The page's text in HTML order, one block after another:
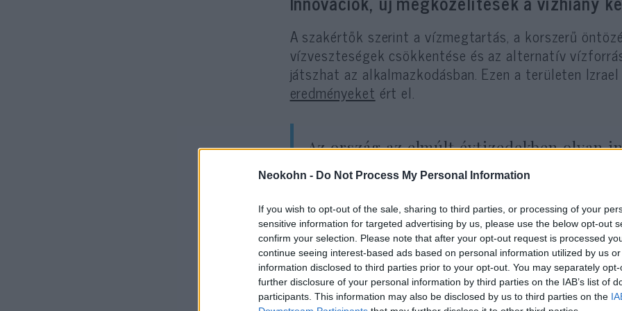
Neokohn - Do Not Process My Personal Information
If you wish to opt-out of the sale, sharing to third parties, or processing of your
sensitive information for targeted advertising by us, please use the below opt-out
confirm your selection. Please note that after your opt-out request is processed
continue seeing interest-based ads based on personal information utilized by us
information disclosed to third parties prior to your opt-out. You may separately
further disclosure of your personal information by third parties on the IAB’s list of
participants. This information may also be disclosed by us to third parties on the
A szakértők szerint a vízmegtartás, a korszerű
vízveszteségek csökkentése és az alternatív
játszhat az alkalmazkodásban. Ezen a területen
eredményeket ért el.
Az ország az elmúlt évtizedekben olyan
fejlesztett ki, amelyek lehetővé tették a
kezelését még rendkívül száraz
Az izraeli tapasztalatok között szerepelnek a
rendszerek, az intelligens vízhálózatok, a
víztisztítási eljárások, valamint a vízmegőrzést
programok.